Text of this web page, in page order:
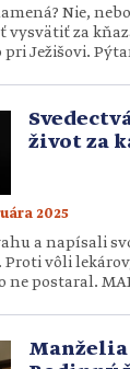
Nie,
vysvätiť za
Ježišovi.
v príhovore
život za
2025
a napísali
vôli
postaral.
a cez deň mi